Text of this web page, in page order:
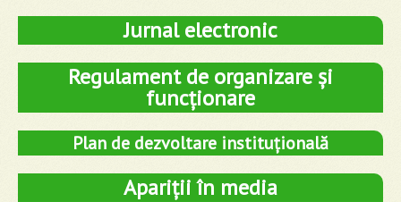
Jurnal electronic
Regulament de organizare și
funcționare
Plan de dezvoltare instituțională
Apariții în media